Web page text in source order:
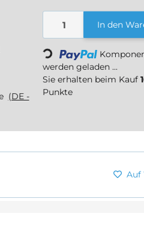
(DE -
In den
Loading...
werden geladen ...
Sie erhalten beim Kauf
Punkte
Auf